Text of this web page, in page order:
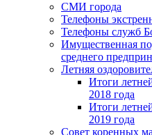
СМИ города
Телефоны
Телефоны служб
Имущественная
среднего
Летняя
Итоги
2018 года
Итоги
2019 года
Совет коренных